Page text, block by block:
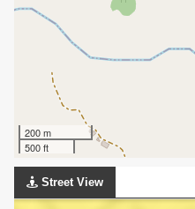
200 m
500 ft
Street View